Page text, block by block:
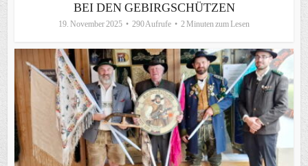
EI DEN GEBIRGSCHÜTZEN
19. November 2025 290 Aufrufe 2 Minuten zum Lesen